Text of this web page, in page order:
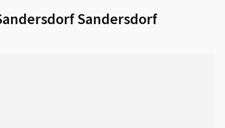
Sandersdorf